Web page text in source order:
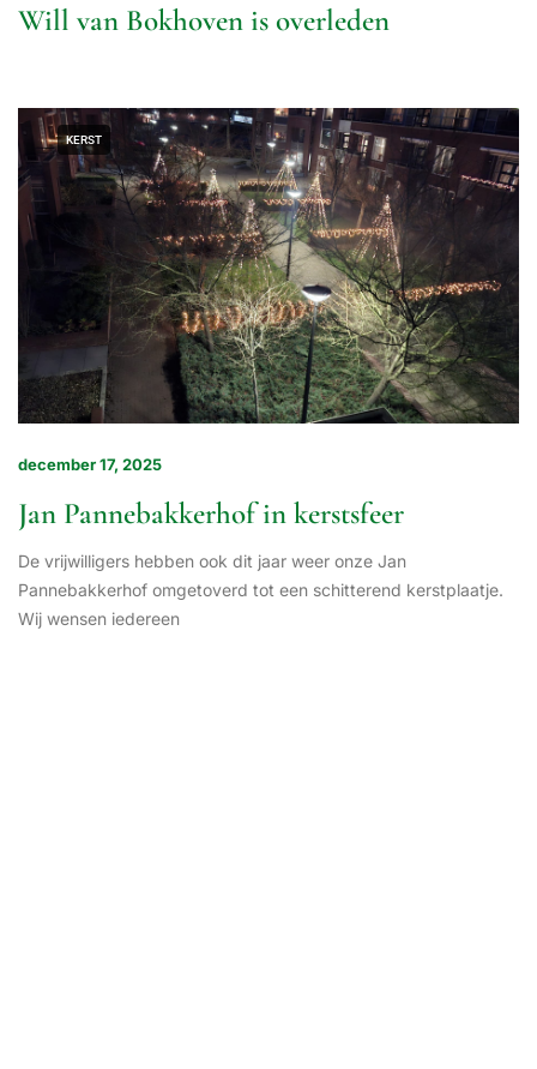
Will van Bokhoven is overleden
KERST
december 17, 2025
Jan Pannebakkerhof in kerstsfeer
De vrijwilligers hebben ook dit jaar weer onze Jan
Pannebakkerhof omgetoverd tot een schitterend kerstplaatje.
Wij wensen iedereen